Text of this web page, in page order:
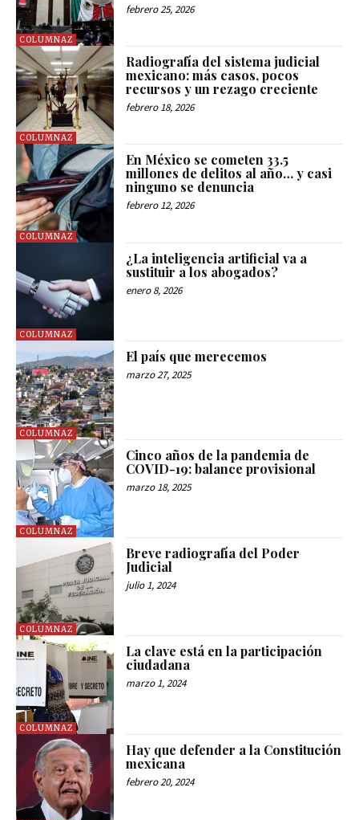
COLUMNAZ
febrero 25, 2026
COLUMNAZ
Radiografía del sistema judicial
mexicano: más casos, pocos
recursos y un rezago creciente
febrero 18, 2026
COLUMNAZ
En México se cometen 33.5
millones de delitos al año… y casi
ninguno se denuncia
febrero 12, 2026
COLUMNAZ
¿La inteligencia artificial va a
sustituir a los abogados?
enero 8, 2026
COLUMNAZ
El país que merecemos
marzo 27, 2025
COLUMNAZ
Cinco años de la pandemia de
COVID-19: balance provisional
marzo 18, 2025
COLUMNAZ
Breve radiografía del Poder
Judicial
julio 1, 2024
COLUMNAZ
La clave está en la participación
ciudadana
marzo 1, 2024
Hay que defender a la Constitución
mexicana
febrero 20, 2024